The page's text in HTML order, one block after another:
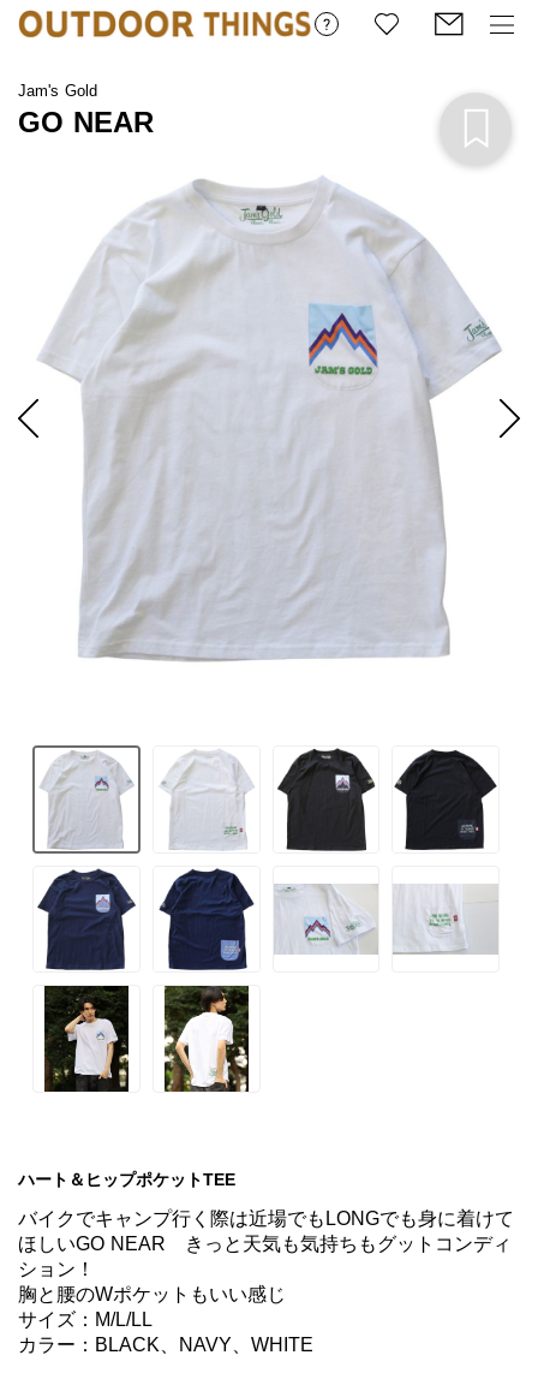
Jam's Gold
GO NEAR
ハート＆ヒップポケットTEE
バイクでキャンプ行く際は近場でもLONGでも身に着けて
ほしいGO NEAR　きっと天気も気持ちもグットコンディ
ション！
胸と腰のWポケットもいい感じ
サイズ：M/L/LL